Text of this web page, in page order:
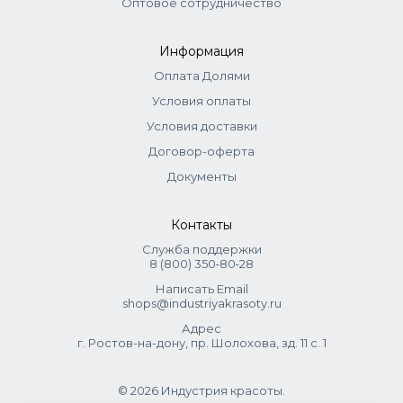
Информация
Оплата Долями
Условия оплаты
Условия доставки
Договор-оферта
Документы
Контакты
Служба поддержки
8 (800) 350‑80‑28
Написать Email
shops@industriyakrasoty.ru
Адрес
г. Ростов-на-дону, пр. Шолохова, зд. 11 с. 1
© 2026 Индустрия красоты.